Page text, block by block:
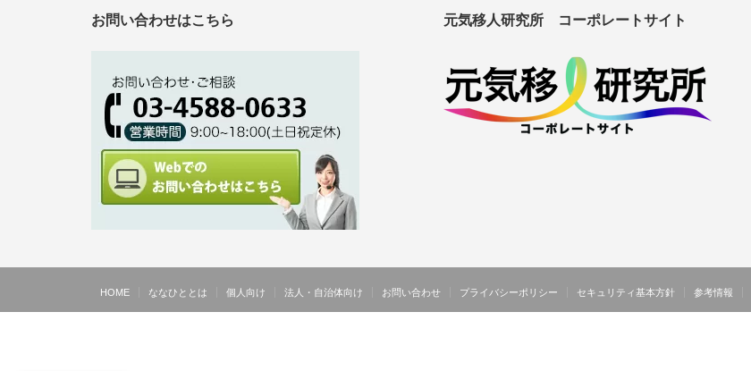
お問い合わせはこちら 元気移人研究所 コーポレートサイト
HOME ななひととは 個人向け 法人・自治体向け お問い合わせ プライバシーポリシー セキュリティ基本方針 参考情報